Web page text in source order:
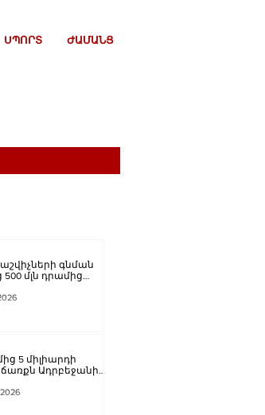
ՍՊՈՐՏ ԺԱՄԱՆՑ
գնման
500 մլն դրամից
5 միլիարդի
Ադրբեջանին
էր, թե՞